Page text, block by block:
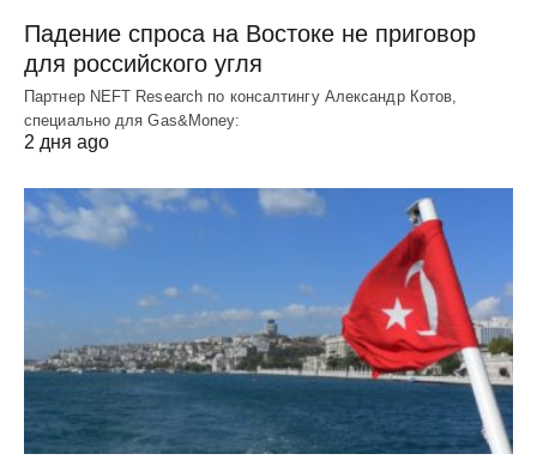
Падение спроса на Востоке не приговор
для российского угля
Партнер NEFT Research по консалтингу Александр Котов,
специально для Gas&Money:
2 дня ago